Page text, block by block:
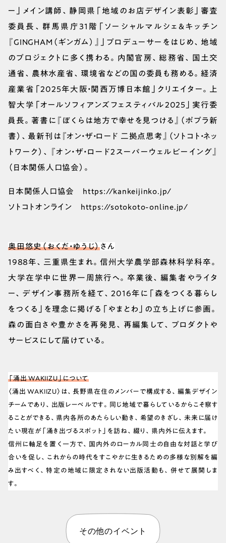
ー」メイン講師、静岡県「地域のお店デザイン表彰」審査
委員長、群馬県庁31階「ソーシャルマルシェ&キッチン
『GINGHAM（ギンガム）』」プロデューサーをはじめ、地域
のプロジェクトに多く携わる。内閣官房、総務省、国土交
通省、農林水産省、環境省などの国の委員も務める。経済
産業省「2025年大阪・関西万博日本館」クリエイター。上
智大学「オールソフィアンズフェスティバル2025」実行委
員長。著書に『ぼくらは地方で幸せを見つける』（ポプラ新
書）、最新刊は『オン・ザ・ロード 二拠点思考』（ソトコト・ネッ
トワーク）、『オン・ザ・ロード2スーパーウェルビーイング』
（日本関係人口協会）。
日本関係人口協会 https://kankeijinko.jp/
ソトコトオンライン https://sotokoto-online.jp/
奥田悠史（おくだ・ゆうじ）さん
1988年、三重県生まれ。信州大学農学部森林科学科卒。
大学在学中に世界一周旅行へ。卒業後、編集者やライタ
ー、デザイン事務所を経て、2016年に「森をつくる暮らし
をつくる」を理念に掲げる「やまとわ」の立ち上げに参画。
森の面白さや豊かさを再発見、再編集して、プロダクトや
サービスにして届けている。
「涌出 WAKIIZU」について
〈涌出 WAKIIZU〉は、長野県在住のメンバーで構成する、編集デザイン
チームであり、出版レーベルです。同じ地域で暮らしているからこそ察す
ることができる、県内各所のあたらしい動き、希望のきざし、未来に届け
たい現在が「涌き出づるスポット」を訪ね、綴り、県内外に伝えます。
信州に軸足を置く一方で、国内外のローカル同士の自由な対話と学び
合いを促し、これからの時代をすこやかに生きるための多様な別解を編
み出すべく、特定の地域に限定されない出版活動も、併せて展開しま
す。
その他のイベント